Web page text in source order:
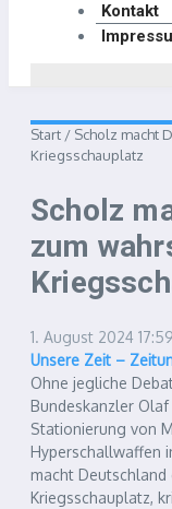
Kontakt
Start / Scholz macht
Kriegsschauplatz
Scholz
zum
1. August 2024
Unsere Zeit –
Ohne jegliche
Bundeskanzler Olaf
Stationierung von
Hyperschallwaffen
macht Deutschland
Kriegsschauplatz,